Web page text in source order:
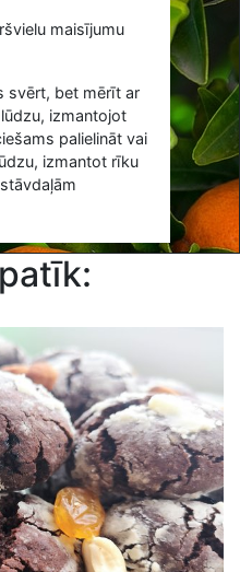
maisījumu
svērt, bet mērīt ar
izmantojot
palielināt vai
izmantot rīku